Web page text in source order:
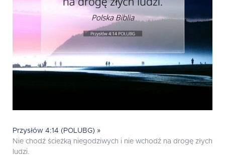
Przysłów 4:14 (POLUBG) »
Nie chodź ścieżką niegodziwych i nie wchodź na drogę złych
ludzi.